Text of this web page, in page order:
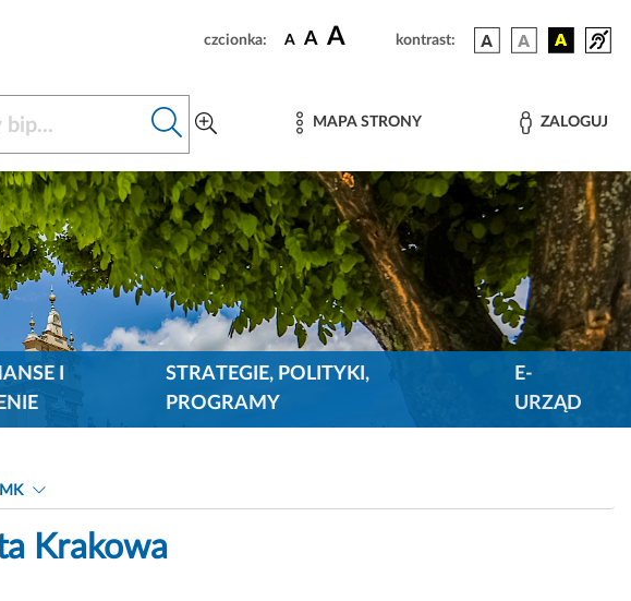
czcionka: A A A kontrast:
MAPA STRONY ZALOGUJ
I
STRATEGIE, POLITYKI,
PROGRAMY
E-
URZĄD
Krakowa